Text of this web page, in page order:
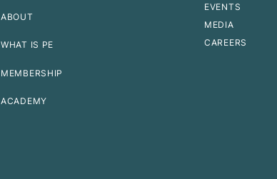
ABOUT
WHAT IS PE
MEMBERSHIP
ACADEMY
EVENTS
MEDIA
CAREERS